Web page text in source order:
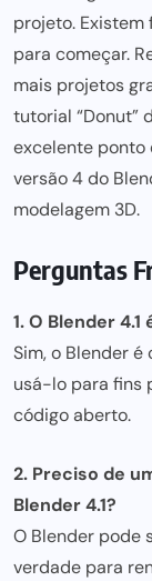
projeto.
para começar.
mais projetos
tutorial “Donut”
excelente ponto
versão 4 do
modelagem 3D.
Perguntas
1. O Blender 4.1
Sim, o Blender
usá-lo para fins
código aberto.
2. Preciso de u
Blender 4.1?
O Blender pode
verdade para